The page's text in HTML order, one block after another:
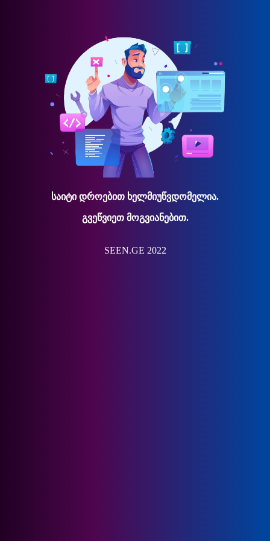
საიტი დროებით ხელმიუწვდომელია.
გვეწვიეთ მოგვიანებით.
SEEN.GE 2022